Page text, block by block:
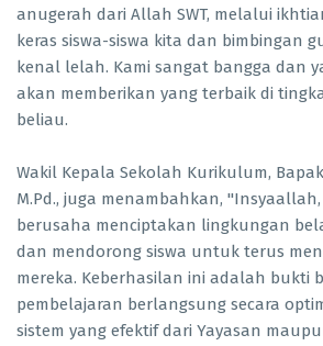
anugerah dari Allah SWT, melalui
keras siswa-siswa kita dan bimbingan
kenal lelah. Kami sangat bangga dan
akan memberikan yang terbaik di
beliau.
Wakil Kepala Sekolah Kurikulum, Bapak
M.Pd., juga menambahkan,
berusaha menciptakan lingkungan
dan mendorong siswa untuk terus
mereka. Keberhasilan ini adalah bukti
pembelajaran berlangsung secara
sistem yang efektif dari Yayasan